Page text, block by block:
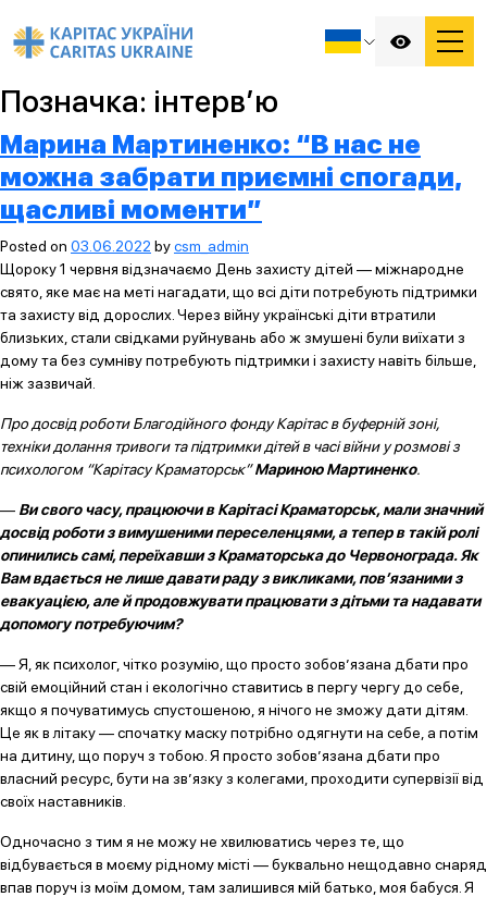
Позначка: інтерв’ю
Марина Мартиненко: “В нас не
можна забрати приємні спогади,
щасливі моменти”
Posted on 03.06.2022 bycsm_admin
Щороку 1 червня відзначаємо День захисту дітей — міжнародне
свято, яке має на меті нагадати, що всі діти потребують підтримки
та захисту від дорослих. Через війну українські діти втратили
близьких, стали свідками руйнувань або ж змушені були виїхати з
дому та без сумніву потребують підтримки і захисту навіть більше,
ніж зазвичай.
Про досвід роботи Благодійного фонду Карітас в буферній зоні,
техніки долання тривоги та підтримки дітей в часі війни у розмові з
психологом “Карітасу Краматорськ”Мариною Мартиненко.
— Ви свого часу, працюючи в Карітасі Краматорськ, мали значний
досвід роботи з вимушеними переселенцями, а тепер в такій ролі
опинились самі, переїхавши з Краматорська до Червонограда. Як
Вам вдається не лише давати раду з викликами, пов’язаними з
евакуацією, але й продовжувати працювати з дітьми та надавати
допомогу потребуючим?
— Я, як психолог, чітко розумію, що просто зобов’язана дбати про
свій емоційний стан і екологічно ставитись в пергу чергу до себе,
якщо я почуватимусь спустошеною, я нічого не зможу дати дітям.
Це як в літаку — спочатку маску потрібно одягнути на себе, а потім
на дитину, що поруч з тобою. Я просто зобов’язана дбати про
власний ресурс, бути на зв’язку з колегами, проходити супервізії від
своїх наставників.
Одночасно з тим я не можу не хвилюватись через те, що
відбувається в моєму рідному місті — буквально нещодавно снаряд
впав поруч із моїм домом, там залишився мій батько, моя бабуся. Я